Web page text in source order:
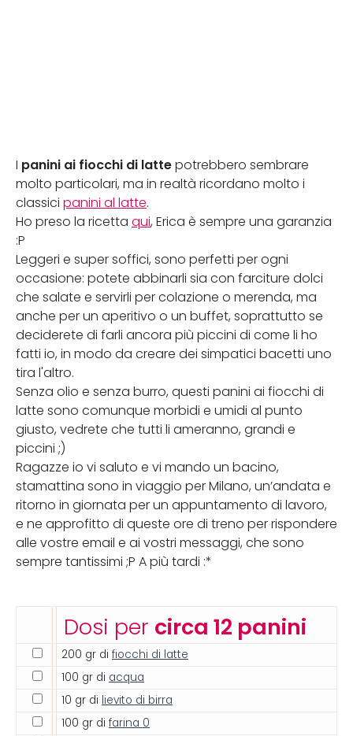
I panini ai fiocchi di latte potrebbero sembrare
molto particolari, ma in realtà ricordano molto i
classici panini al latte.
Ho preso la ricetta qui, Erica è sempre una garanzia
:P
Leggeri e super soffici, sono perfetti per ogni
occasione: potete abbinarli sia con farciture dolci
che salate e servirli per colazione o merenda, ma
anche per un aperitivo o un buffet, soprattutto se
deciderete di farli ancora più piccini di come li ho
fatti io, in modo da creare dei simpatici bacetti uno
tira l'altro.
Senza olio e senza burro, questi panini ai fiocchi di
latte sono comunque morbidi e umidi al punto
giusto, vedrete che tutti li ameranno, grandi e
piccini ;)
Ragazze io vi saluto e vi mando un bacino,
stamattina sono in viaggio per Milano, un’andata e
ritorno in giornata per un appuntamento di lavoro,
e ne approfitto di queste ore di treno per rispondere
alle vostre email e ai vostri messaggi, che sono
sempre tantissimi ;P A più tardi :*
Dosi per circa 12 panini
200 gr di fiocchi di latte
100 gr di acqua
10 gr di lievito di birra
100 gr di farina 0